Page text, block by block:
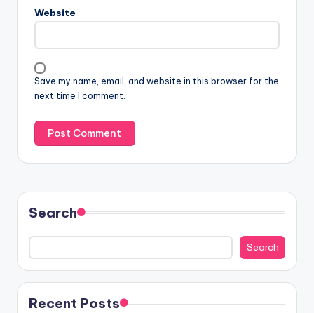
Website
Save my name, email, and website in this browser for the
next time I comment.
Search
Search
Recent Posts